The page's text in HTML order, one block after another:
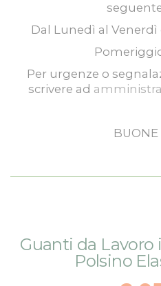
Dal Lunedì al Venerdì
Per urgenze o
scrivere ad
BUONE
alla
all'inizio
Guanti da Lavoro
Polsino